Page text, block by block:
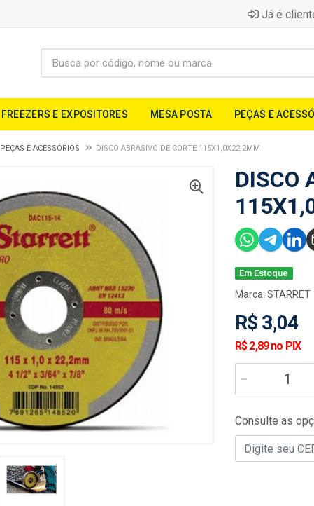
Já é
FREEZERS E EXPOSITORES MESA POSTA PEÇAS E
PEÇAS E ACESSÓRIOS DISCO ABRASIVO DE CORTE 115X1,0X22,2MM
DISCO
Em Estoque
Marca: STARRET
R$ 3,04
R$ 2,89 no PIX
Consulte as